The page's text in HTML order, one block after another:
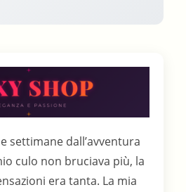
settimane dall’avventura
culo non bruciava più, la
era tanta. La mia